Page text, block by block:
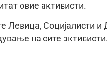
овие активисти.
Левица, Социјалисти
на сите активисти.